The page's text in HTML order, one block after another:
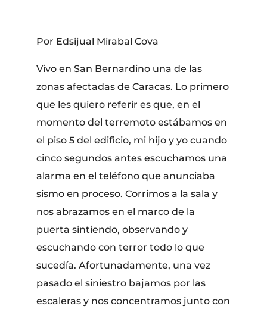
Por Edsijual Mirabal Cova
Vivo en San Bernardino una de las
zonas afectadas de Caracas. Lo primero
que les quiero referir es que, en el
momento del terremoto estábamos en
el piso 5 del edificio, mi hijo y yo cuando
cinco segundos antes escuchamos una
alarma en el teléfono que anunciaba
sismo en proceso. Corrimos a la sala y
nos abrazamos en el marco de la
puerta sintiendo, observando y
escuchando con terror todo lo que
sucedía. Afortunadamente, una vez
pasado el siniestro bajamos por las
escaleras y nos concentramos junto con